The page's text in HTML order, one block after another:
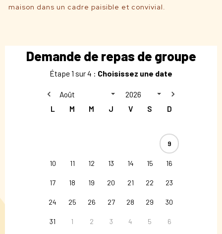
maison dans un cadre paisible et convivial.